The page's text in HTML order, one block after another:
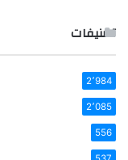
تصنيفات
2٬984
2٬085
556